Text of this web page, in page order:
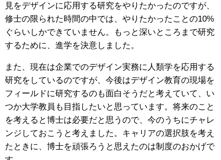
見をデザインに応用する研究をやりたかったのですが、
修士の限られた時間の中では、やりたかったことの10%
ぐらいしかできていません。もっと深いところまで研究
するために、進学を決意しました。
また、現在は企業でのデザイン実務に人類学を応用する
研究をしているのですが、今後はデザイン教育の現場を
フィールドに研究するのも面白そうだと考えていて、い
つか大学教員も目指したいと思っています。将来のこと
を考えると博士は必要だと思うので、今のうちにチャレ
ンジしておこうと考えました。キャリアの選択肢を考え
たときに、博士を頑張ろうと思えたのは制度のおかげで